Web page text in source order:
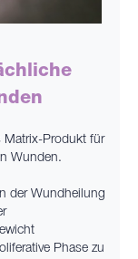
Matrix-Produkt für
Wunden.
der Wundheilung
Phase zu